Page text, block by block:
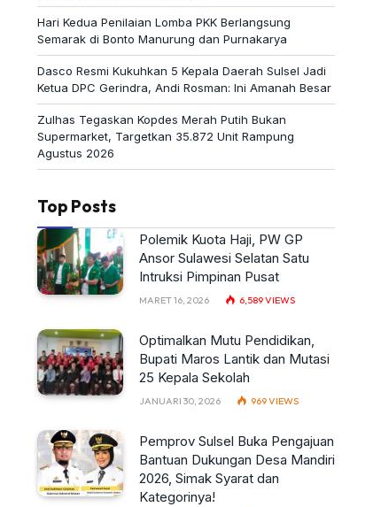
Hari Kedua Penilaian Lomba PKK Berlangsung
Semarak di Bonto Manurung dan Purnakarya
Dasco Resmi Kukuhkan 5 Kepala Daerah Sulsel Jadi
Ketua DPC Gerindra, Andi Rosman: Ini Amanah Besar
Zulhas Tegaskan Kopdes Merah Putih Bukan
Supermarket, Targetkan 35.872 Unit Rampung
Agustus 2026
Top Posts
Polemik Kuota Haji, PW GP
Ansor Sulawesi Selatan Satu
Intruksi Pimpinan Pusat
MARET 16, 2026 6,589VIEWS
Optimalkan Mutu Pendidikan,
Bupati Maros Lantik dan Mutasi
25 Kepala Sekolah
JANUARI 30, 2026 969VIEWS
Pemprov Sulsel Buka Pengajuan
Bantuan Dukungan Desa Mandiri
2026, Simak Syarat dan
Kategorinya!